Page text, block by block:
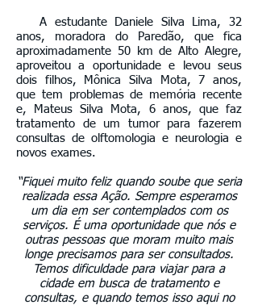
A estudante Daniele Silva Lima, 32
anos, moradora do Paredão, que fica
aproximadamente 50 km de Alto Alegre,
aproveitou a oportunidade e levou seus
dois filhos, Mônica Silva Mota, 7 anos,
que tem problemas de memória recente
e, Mateus Silva Mota, 6 anos, que faz
tratamento de um tumor para fazerem
consultas de olftomologia e neurologia e
novos exames.
“Fiquei muito feliz quando soube que seria
realizada essa Ação. Sempre esperamos
um dia em ser contemplados com os
serviços. É uma oportunidade que nós e
outras pessoas que moram muito mais
longe precisamos para ser consultados.
Temos dificuldade para viajar para a
cidade em busca de tratamento e
consultas, e quando temos isso aqui no